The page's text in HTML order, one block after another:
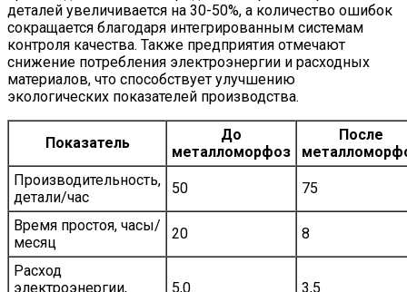
деталей увеличивается на 30-50%, а количество ошибок
сокращается благодаря интегрированным системам
контроля качества. Также предприятия отмечают
снижение потребления электроэнергии и расходных
материалов, что способствует улучшению
экологических показателей производства.
Показатель
До
металломорфоз
После
Производительность,
детали/час
50 75
Время простоя, часы/
месяц
20 8
Расход
электроэнергии,
5,0 3,5